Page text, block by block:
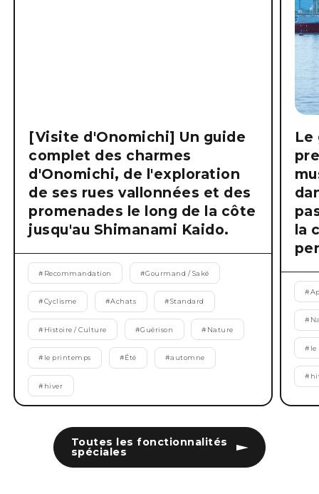
Toutes les fonctionnalités
spéciales
[Visite d'Onomichi] Un guide
complet des charmes
d'Onomichi, de l'exploration
de ses rues vallonnées et des
promenades le long de la côte
jusqu'au Shimanami Kaido.
# Recommandation #Gourmand / Saké
#Cyclisme #Achats #Standard
# Histoire / Culture #Guérison # Nature
# le printemps #Été #automne
# hiver
Le
la
#
#
# le
#